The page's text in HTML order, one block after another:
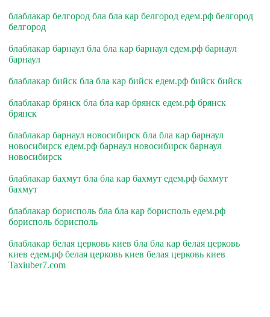
блаблакар белгород бла бла кар белгород едем.рф белгород
белгород
блаблакар барнаул бла бла кар барнаул едем.рф барнаул
барнаул
блаблакар бийск бла бла кар бийск едем.рф бийск бийск
блаблакар брянск бла бла кар брянск едем.рф брянск
брянск
блаблакар барнаул новосибирск бла бла кар барнаул
новосибирск едем.рф барнаул новосибирск барнаул
новосибирск
блаблакар бахмут бла бла кар бахмут едем.рф бахмут
бахмут
блаблакар борисполь бла бла кар борисполь едем.рф
борисполь борисполь
блаблакар белая церковь киев бла бла кар белая церковь
киев едем.рф белая церковь киев белая церковь киев
Taxiuber7.com